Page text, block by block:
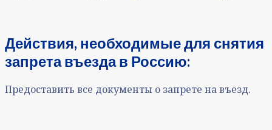
Действия, необходимые для снятия
запрета въезда в Россию:
Предоставить все документы о запрете на въезд.